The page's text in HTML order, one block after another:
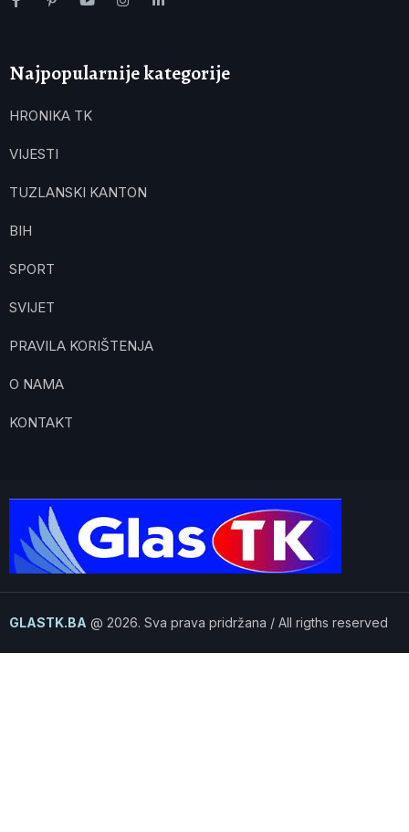
Najpopularnije kategorije
HRONIKA TK
VIJESTI
TUZLANSKI KANTON
BIH
SPORT
SVIJET
PRAVILA KORIŠTENJA
O NAMA
KONTAKT
GLASTK.BA @ 2026. Sva prava pridržana / All rigths reserved